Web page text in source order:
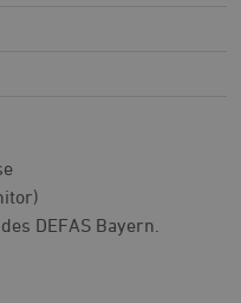
DEFAS Bayern.